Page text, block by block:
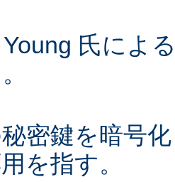
Young 氏によ
密鍵を暗号
を指す。